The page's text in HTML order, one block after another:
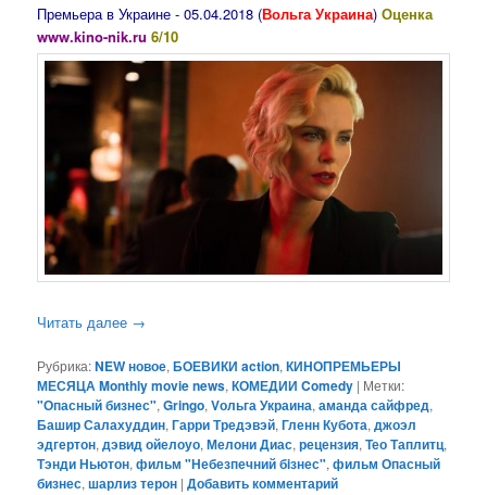
Премьера в Украине - 05.04.2018 (Вольга Украина) Оценка
www.kino-nik.ru 6/10
Читать далее →
Рубрика:NEW новое,БОЕВИКИ action,КИНОПРЕМЬЕРЫ
МЕСЯЦА Monthly movie news,КОМЕДИИ Comedy | Метки:
"Опасный бизнес",Gringo,Vольга Украина,аманда сайфред,
Башир Салахуддин,Гарри Тредэвэй,Гленн Кубота,джоэл
эдгертон,дэвид ойелоуо,Мелони Диас,рецензия,Тео Таплитц,
Тэнди Ньютон,фильм "Небезпечний бiзнес",фильм Опасный
бизнес,шарлиз терон |Добавить комментарий